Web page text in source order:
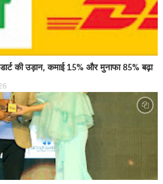
की उड़ान, कमाई 15% और मुनाफा 85% बढ़ा